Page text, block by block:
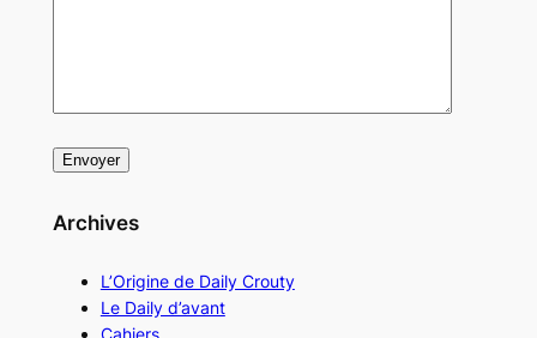
Archives
L’Origine de Daily Crouty
Le Daily d’avant